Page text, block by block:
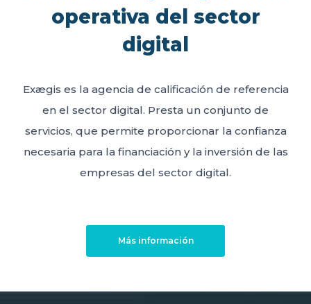
operativa del sector
digital
Exægis es la agencia de calificación de referencia
en el sector digital. Presta un conjunto de
servicios, que permite proporcionar la confianza
necesaria para la financiación y la inversión de las
empresas del sector digital.
Más información